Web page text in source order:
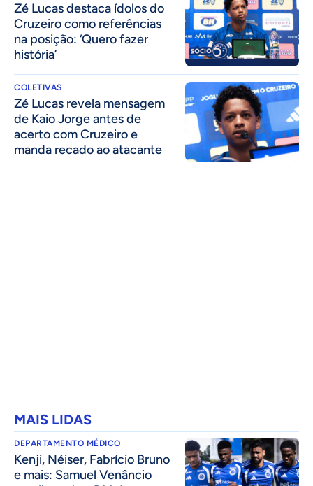
Zé Lucas destaca ídolos do
Cruzeiro como referências
na posição: ‘Quero fazer
história’
COLETIVAS
Zé Lucas revela mensagem
de Kaio Jorge antes de
acerto com Cruzeiro e
manda recado ao atacante
MAIS LIDAS
DEPARTAMENTO MÉDICO
Kenji, Néiser, Fabrício Bruno
e mais: Samuel Venâncio